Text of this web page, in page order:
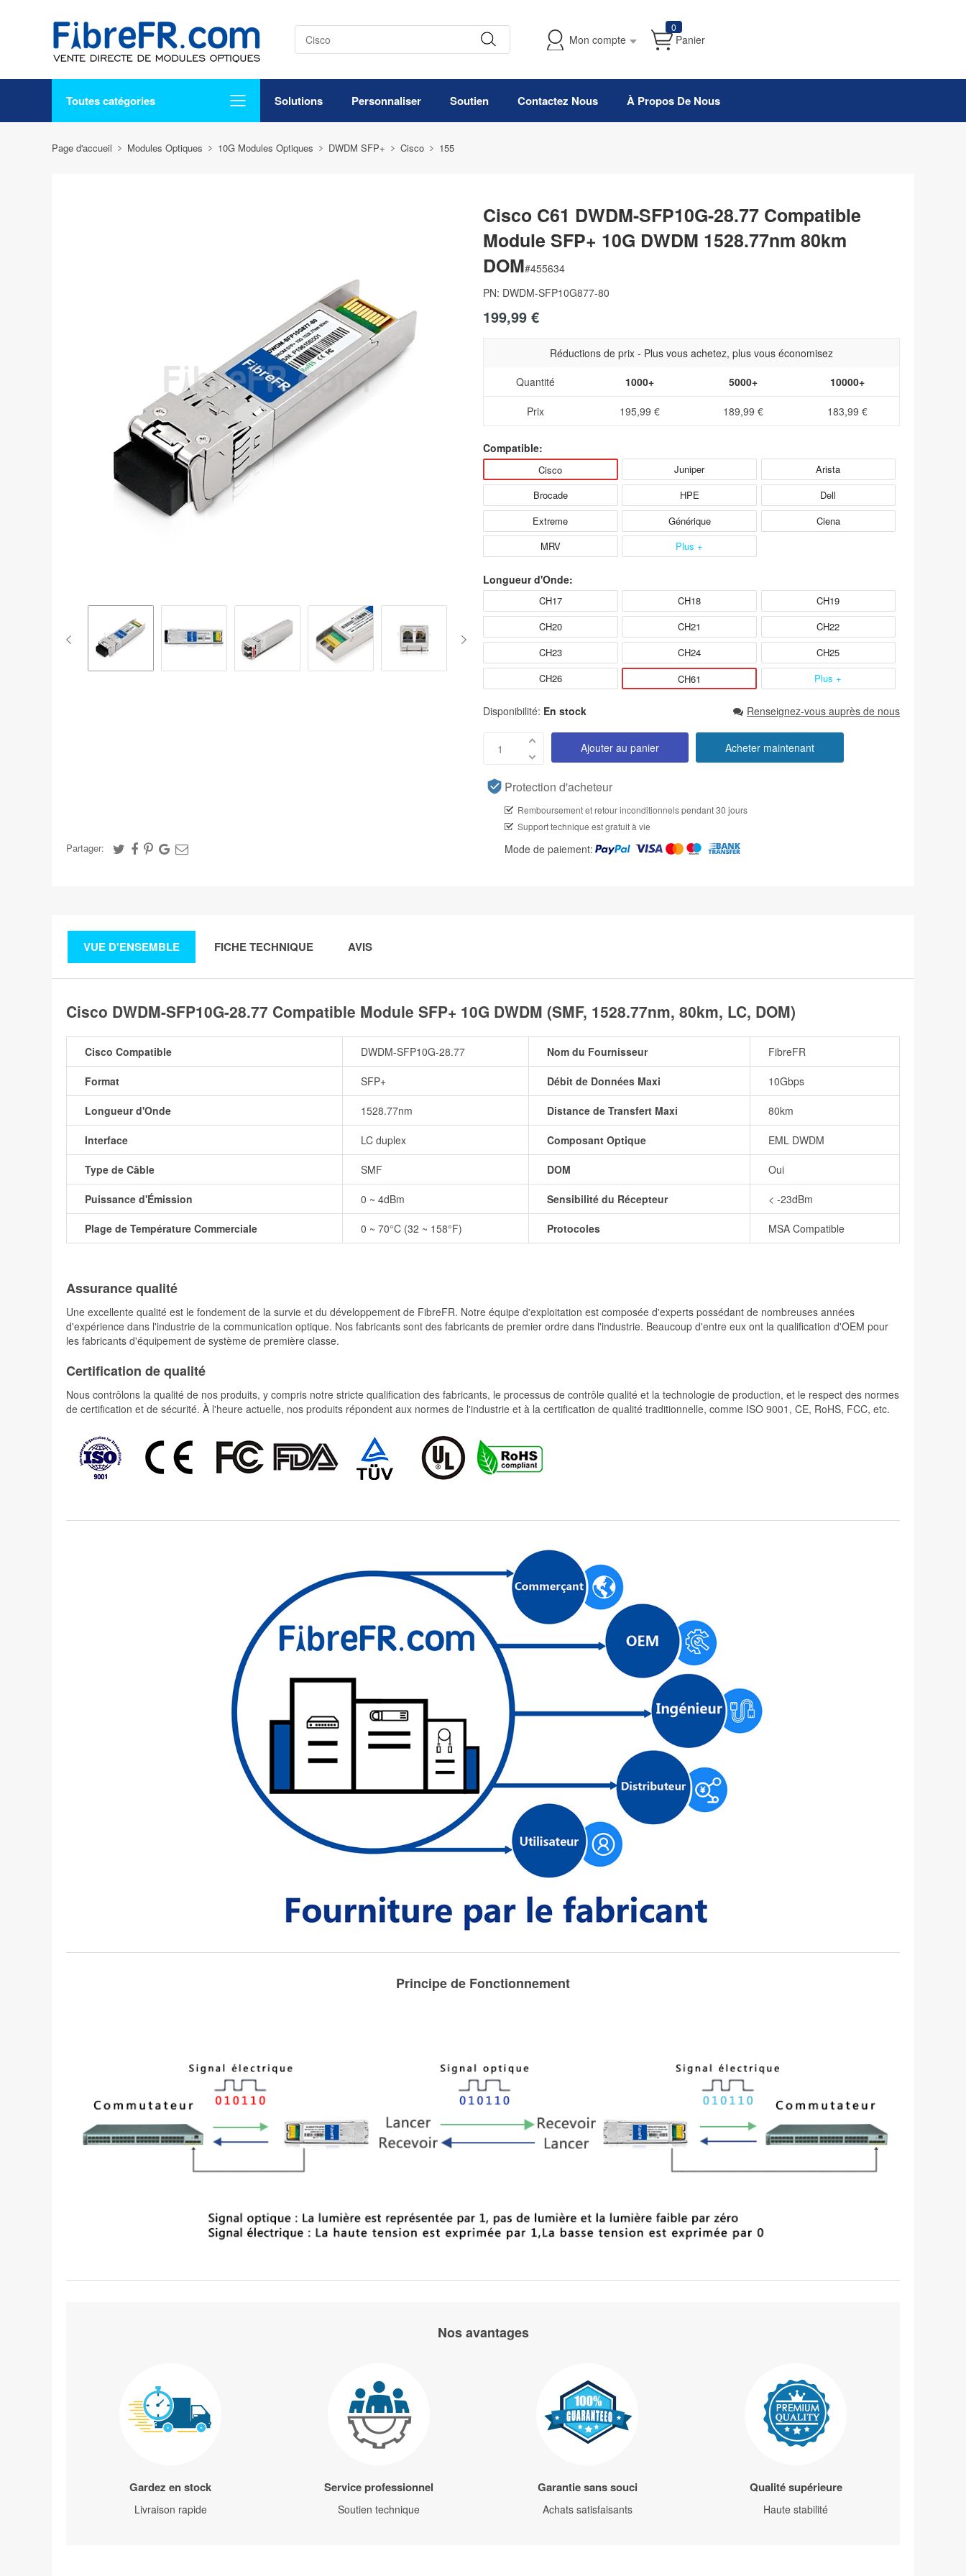
Mon compte
0
Panier
Toutes catégories Solutions Personnaliser Soutien Contactez Nous À Propos De Nous
Page d'accueil Modules Optiques 10G Modules Optiques DWDM SFP+ Cisco 155
Partager:
Cisco C61 DWDM-SFP10G-28.77 Compatible
Module SFP+ 10G DWDM 1528.77nm 80km
DOM#455634
PN: DWDM-SFP10G877-80
199,99 €
Réductions de prix - Plus vous achetez, plus vous économisez
Quantité
1000+ 5000+ 10000+
Prix 195,99 € 189,99 € 183,99 €
Compatible:
Cisco Juniper
Arista
Brocade
HPE
Dell
Extreme
Générique
Ciena
MRV
Plus +
Longueur d'Onde:
CH17 CH18
CH19
CH20
CH21
CH22
CH23
CH24
CH25
CH26
CH61 Plus +
Disponibilité: En stock Renseignez-vous auprès de nous
Ajouter au panier Acheter maintenant
Protection d'acheteur
Remboursement et retour inconditionnels pendant 30 jours
Support technique est gratuit à vie
Mode de paiement:
VUE D'ENSEMBLE FICHE TECHNIQUE AVIS
Cisco DWDM-SFP10G-28.77 Compatible Module SFP+ 10G DWDM (SMF, 1528.77nm, 80km, LC, DOM)
Cisco Compatible DWDM-SFP10G-28.77 Nom du Fournisseur FibreFR
Format SFP+ Débit de Données Maxi 10Gbps
Longueur d'Onde 1528.77nm Distance de Transfert Maxi 80km
Interface LC duplex Composant Optique EML DWDM
Type de Câble SMF DOM Oui
Puissance d'Émission 0 ~ 4dBm Sensibilité du Récepteur < -23dBm
Plage de Température Commerciale 0 ~ 70°C (32 ~ 158°F) Protocoles MSA Compatible
Assurance qualité
Une excellente qualité est le fondement de la survie et du développement de FibreFR. Notre équipe d'exploitation est composée d'experts possédant de nombreuses années
d'expérience dans l'industrie de la communication optique. Nos fabricants sont des fabricants de premier ordre dans l'industrie. Beaucoup d'entre eux ont la qualification d'OEM pour
les fabricants d'équipement de système de première classe.
Certification de qualité
Nous contrôlons la qualité de nos produits, y compris notre stricte qualification des fabricants, le processus de contrôle qualité et la technologie de production, et le respect des normes
de certification et de sécurité. À l'heure actuelle, nos produits répondent aux normes de l'industrie et à la certification de qualité traditionnelle, comme ISO 9001, CE, RoHS, FCC, etc.
Principe de Fonctionnement
Nos avantages
Gardez en stock
Livraison rapide
Service professionnel
Soutien technique
Garantie sans souci
Achats satisfaisants
Qualité supérieure
Haute stabilité